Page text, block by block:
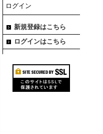
ログイン
新規登録はこちら
ログインはこちら